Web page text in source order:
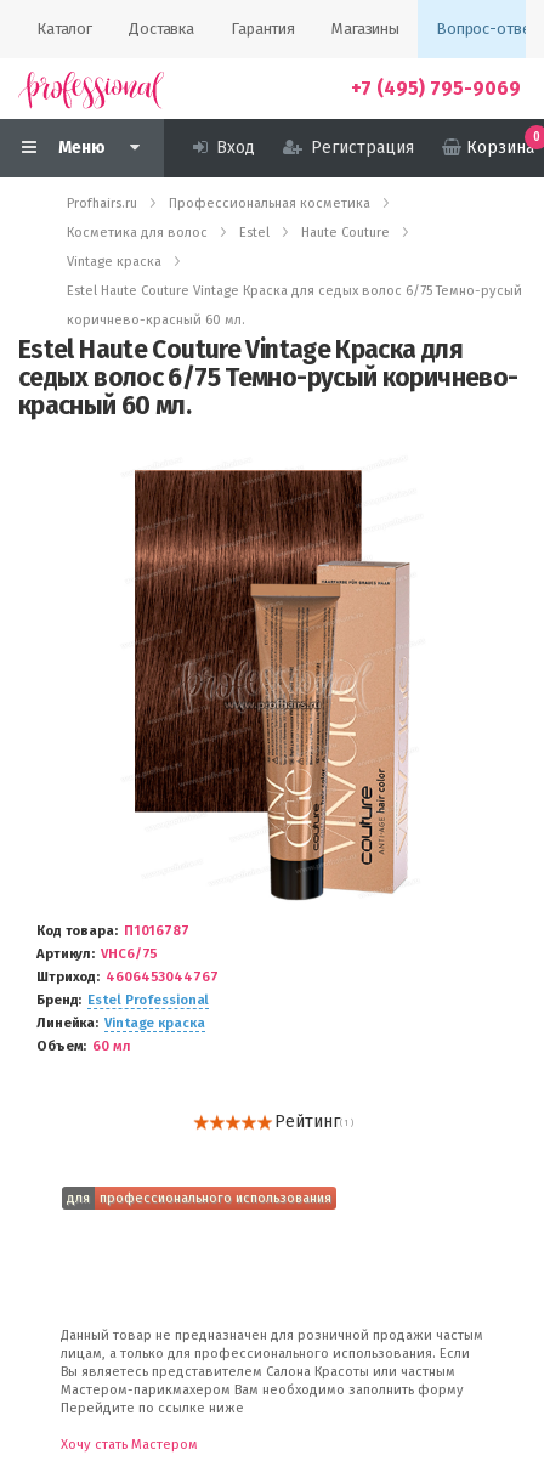
Каталог Доставка Гарантия Магазины Вопрос-ответ
+7 (495) 795-9069
Меню Вход Регистрация Корзина
0
Profhairs.ru
Профессиональная косметика
Косметика для волос
Estel
Haute Couture
Vintage краска
Estel Haute Couture Vintage Краска для седых волос 6/75 Темно-русый
коричнево-красный 60 мл.
Estel Haute Couture Vintage Краска для
седых волос 6/75 Темно-русый коричнево-
красный 60 мл.
Код товара
П1016787
Артикул
VHC6/75
Штриход
4606453044767
Бренд
Estel Professional
Линейка
Vintage краска
Объем
60 мл
Рейтинг( 1 )
для профессионального использования
Данный товар не предназначен для розничной продажи частым
лицам, а только для профессионального использования. Если
Вы являетесь представителем Салона Красоты или частным
Мастером-парикмахером Вам необходимо заполнить форму
Перейдите по ссылке ниже
Хочу стать Мастером